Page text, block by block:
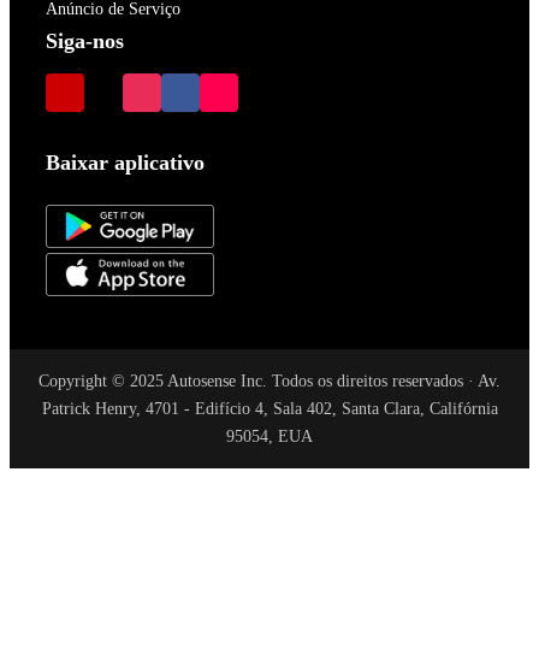
Anúncio de Serviço
Siga-nos
Baixar aplicativo
Copyright © 2025 Autosense Inc. Todos os direitos reservados · Av.
Patrick Henry, 4701 - Edifício 4, Sala 402, Santa Clara, Califórnia
95054, EUA